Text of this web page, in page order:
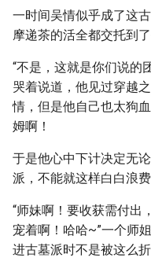
一时间吴情似乎成了这
摩递茶的活全都交托到
“不是，这就是你们说的
哭着说道，他见过穿越
情，但是他自己也太狗
姆啊！
于是他心中下计决定无
派，不能就这样白白浪
“师妹啊！要收获需付出
宠着啊！哈哈~”一个师
进古墓派时不是被这么折